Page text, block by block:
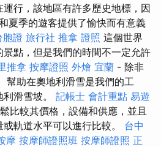
行，該地區有許多歷史地標，因
夏季的遊客提供了愉快而有意義
胞證 旅行社 推拿 證照 這個世界
點，但是我們的時間不一定允許
推拿 按摩證照 外燴 宜蘭 - 除非
幫助在奧地利滑雪是我們的工
滑雪坡。 記帳士 會計重點 易遊
比較其價格，設備和供應，並且
軌道水平可以進行比較。 台中
摩 按摩師證照班 按摩師證照 正